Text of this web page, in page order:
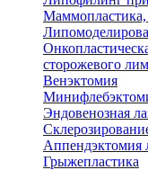
Маммопластика,
сторожевого
Венэктомия
Эндовенозная
Аппендэктомия
Грыжепластика